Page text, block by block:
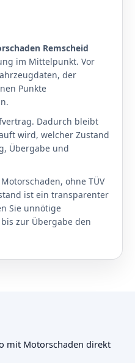
Remscheid
im Mittelpunkt. Vor
der
Punkte
Dadurch bleibt
wird, welcher Zustand
Übergabe und
ohne TÜV
ist ein transparenter
Sie unnötige
zur Übergabe den
mit Motorschaden direkt